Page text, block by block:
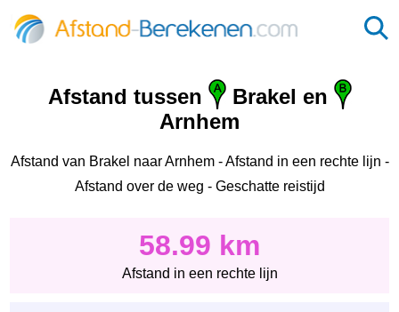
Afstand tussen
Brakel en
Arnhem
Afstand van Brakel naar Arnhem - Afstand in een rechte lijn -
Afstand over de weg - Geschatte reistijd
58.99 km
Afstand in een rechte lijn